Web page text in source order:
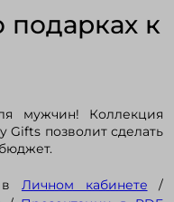
подарках к
мужчин! Коллекция
Gifts позволит сделать
в Личном кабинете /